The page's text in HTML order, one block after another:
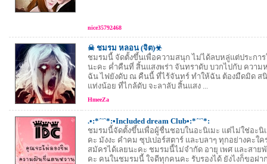
nice35792468
☠ ชมรม หลอน (จิต)☣
ชมรมนี้ จัดตั้งขึ้นเพื่อความสนุก ไม่ได้ลบหลู่แต่ประการ
นะคะ ค่ำคืนที่ สิ้นแสงพร่า จันทราดับ บวกไปกับ ความ
ฉัน ไฟยังดับ ณ คืนนี้ ที่ไร้จันทร์ ทำให้ฉัน ต้องมืดมิด ส
แท่งน้อย ที่ไกล้ดับ จะลาลับ สิ้นแสง ...
HmeeZa
.•:*´¨`*:•Included dream Club•:*´¨`*:
ชมรมนี้จัดตั้งขึ้นเพื่อผู้ชื่นชอบในอะนิเมะ แต่ไม่ใช่อะนิเ
คะ มังงะ คำคม ซุปเปอร์สตาร์ และบลาๆ ทุกอย่างคะใ
สมัครได้เลยนะคะ ชมรมนี้ไม่จำกัด อายุ เพศ และสาย
คะ คนในชมรมนี้ ใจดีทุกคนคะ รับรองได้ ยังไงก็ขอฝา